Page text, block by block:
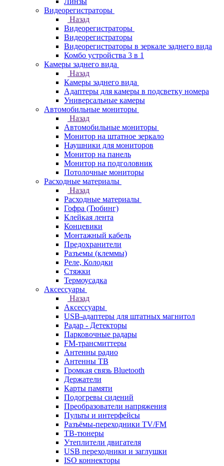
Видеорегистраторы
Назад
Видеорегистраторы
Видеорегистраторы
Видеорегистраторы в зеркале заднего вида
Комбо устройства 3 в 1
Камеры заднего вида
Назад
Камеры заднего вида
Адаптеры для камеры в подсветку номера
Универсальные камеры
Автомобильные мониторы
Назад
Автомобильные мониторы
Монитор на штатное зеркало
Наушники для мониторов
Монитор на панель
Монитор на подголовник
Потолочные мониторы
Расходные материалы
Назад
Расходные материалы
Гофра (Тюбинг)
Клейкая лента
Концевики
Монтажный кабель
Предохранители
Разъемы (клеммы)
Реле, Колодки
Стяжки
Термоусадка
Аксессуары
Назад
Аксессуары
USB-адаптеры для штатных магнитол
Радар - Детекторы
Парковочные радары
FM-трансмиттеры
Антенны радио
Антенны ТВ
Громкая связь Bluetooth
Держатели
Карты памяти
Подогревы сидений
Преобразователи напряжения
Пульты и интерфейсы
Разъёмы-переходники TV/FM
ТВ-тюнеры
Утеплители двигателя
USB переходники и заглушки
ISO коннекторы